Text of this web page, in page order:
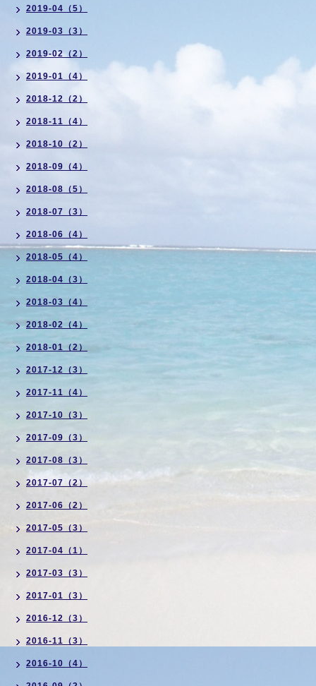
2019-04（5）
2019-03（3）
2019-02（2）
2019-01（4）
2018-12（2）
2018-11（4）
2018-10（2）
2018-09（4）
2018-08（5）
2018-07（3）
2018-06（4）
2018-05（4）
2018-04（3）
2018-03（4）
2018-02（4）
2018-01（2）
2017-12（3）
2017-11（4）
2017-10（3）
2017-09（3）
2017-08（3）
2017-07（2）
2017-06（2）
2017-05（3）
2017-04（1）
2017-03（3）
2017-01（3）
2016-12（3）
2016-11（3）
2016-10（4）